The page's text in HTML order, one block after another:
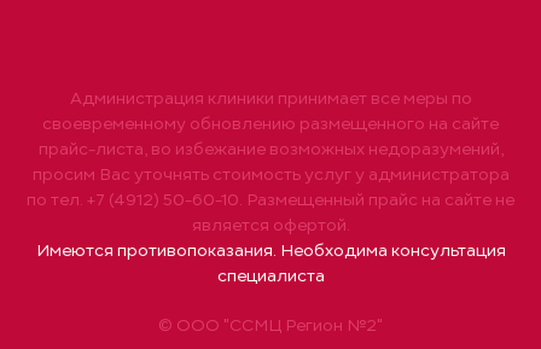
© ООО "ССМЦ Регион №2"
Администрация клиники принимает все меры по
своевременному обновлению размещенного на сайте
прайс-листа, во избежание возможных недоразумений,
просим Вас уточнять стоимость услуг у администратора
по тел. +7 (4912) 50-60-10. Размещенный прайс на сайте не
является офертой.
Имеются противопоказания. Необходима консультация
специалиста